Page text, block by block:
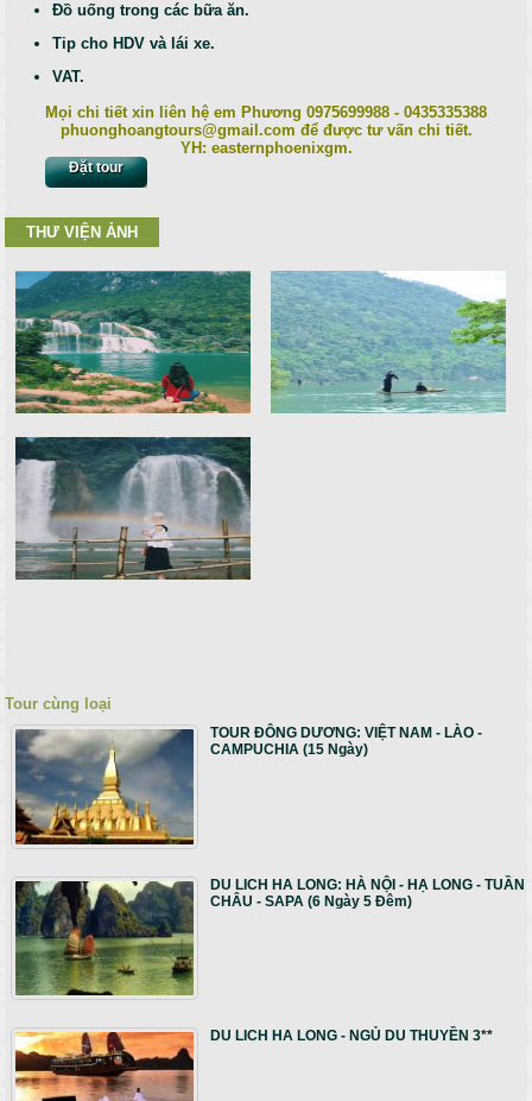
Đồ uống trong các bữa ăn.
Tip cho HDV và lái xe.
VAT.
Mọi chi tiết xin liên hệ em Phương 0975699988 - 0435335388
phuonghoangtours@gmail.com để được tư vấn chi tiết.
YH: easternphoenixgm.
Đặt tour
THƯ VIỆN ẢNH
Tour cùng loại
TOUR ĐÔNG DƯƠNG: VIỆT NAM - LÀO -
CAMPUCHIA (15 Ngày)
DU LICH HA LONG: HÀ NỘI - HẠ LONG - TUẦN
CHÂU - SAPA (6 Ngày 5 Đêm)
DU LICH HA LONG - NGỦ DU THUYỀN 3**